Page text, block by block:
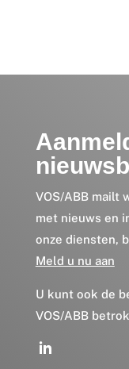
VOS/ABB mailt
met nieuws en
onze diensten,
Meld u nu aan
U kunt ook de
VOS/ABB